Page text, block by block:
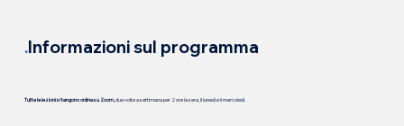
.Informazioni sul programma
Tutte le lezioni si tengono online su Zoom, due volte a settimana per 2 ore la sera, il lunedì e il mercoledì.